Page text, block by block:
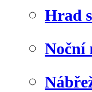
Hrad
Noční